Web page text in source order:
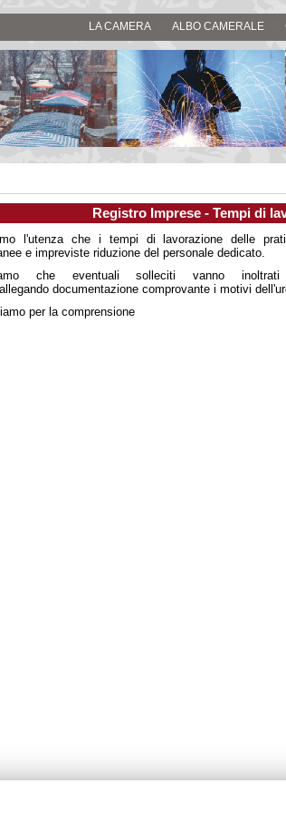
LA CAMERA ALBO CAMERALE
Registro Imprese - Tempi di
l'utenza che i tempi di lavorazione delle
e impreviste riduzione del personale dedicato.
che eventuali solleciti vanno
allegando documentazione comprovante i motivi
per la comprensione